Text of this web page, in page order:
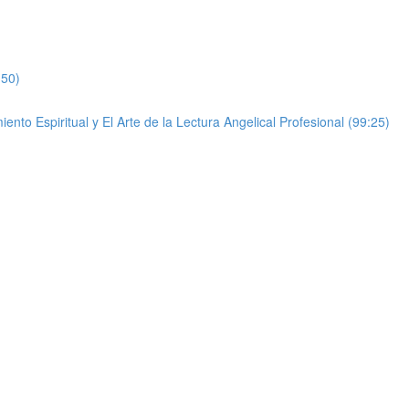
Espiritual y El Arte de la Lectura Angelical Profesional (99:25)